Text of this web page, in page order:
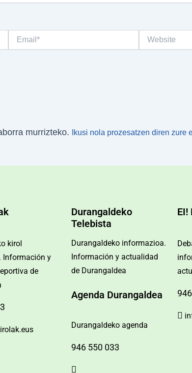
murrizteko. Ikusi nola prozesatzen diren zure
kirol
Información y
de
Durangaldeko
Telebista
Durangaldeko informazioa.
Información y actualidad
de Durangaldea
Agenda Durangaldea
Durangaldeko agenda
946 550 033
EI!